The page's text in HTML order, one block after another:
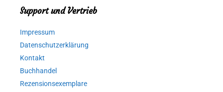
Support und Vertrieb
Impressum
Datenschutzerklärung
Kontakt
Buchhandel
Rezensionsexemplare